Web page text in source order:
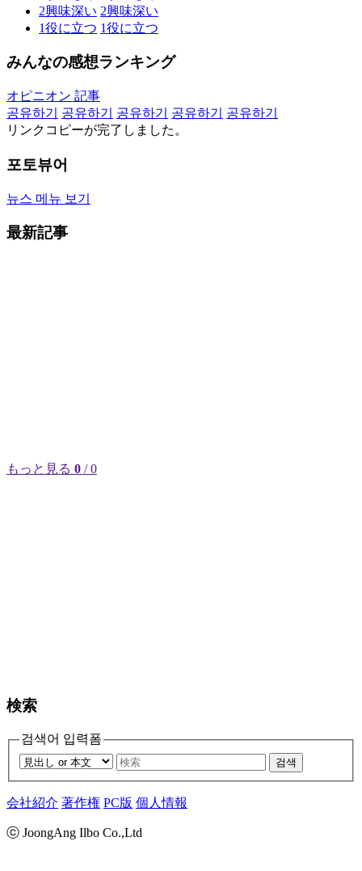
2興味深い 2興味深い
1役に立つ 1役に立つ
みんなの感想ランキング
オピニオン 記事
공유하기
공유하기 공유하기 공유하기
공유하기
リンクコピーが完了しました。
포토뷰어
뉴스 메뉴 보기
最新記事
もっと見る 0 / 0
検索
검색어 입력폼
검색
会社紹介 著作権 PC版 個人情報
ⓒ JoongAng Ilbo Co.,Ltd